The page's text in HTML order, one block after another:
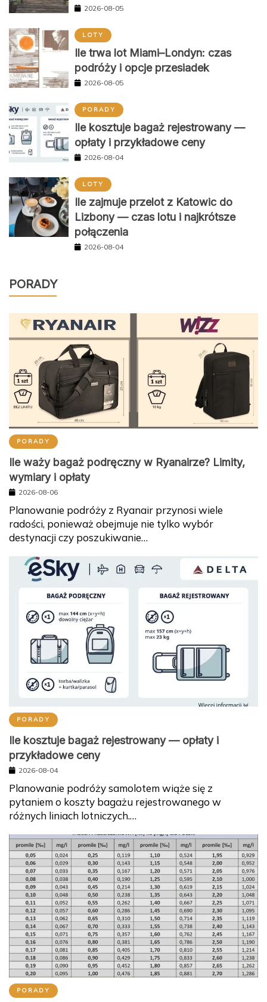
2026-08-05
LOTY
Ile trwa lot Miami–Londyn: czas
podróży i opcje przesiadek
2026-08-05
PORADY
Ile kosztuje bagaż rejestrowany —
opłaty i przykładowe ceny
2026-08-04
LOTY
Ile zajmuje przelot z Katowic do
Lizbony — czas lotu i najkrótsze
połączenia
2026-08-04
PORADY
PORADY
Ile waży bagaż podręczny w Ryanairze? Limity,
wymiary i opłaty
2026-08-06
Planowanie podróży z Ryanair przynosi wiele
radości, ponieważ obejmuje nie tylko wybór
destynacji czy poszukiwanie…
PORADY
Ile kosztuje bagaż rejestrowany — opłaty i
przykładowe ceny
2026-08-04
Planowanie podróży samolotem wiąże się z
pytaniem o koszty bagażu rejestrowanego w
różnych liniach lotniczych.…
PORADY